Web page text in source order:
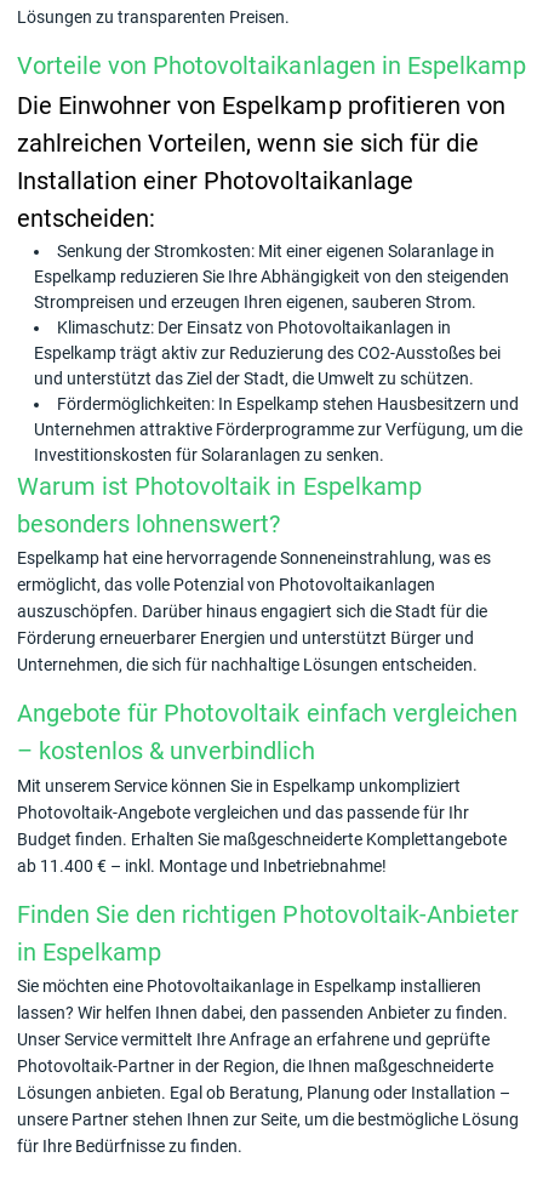
Lösungen zu transparenten Preisen.
Vorteile von Photovoltaikanlagen in Espelkamp
Die Einwohner von Espelkamp profitieren von
zahlreichen Vorteilen, wenn sie sich für die
Installation einer Photovoltaikanlage
entscheiden:
Senkung der Stromkosten: Mit einer eigenen Solaranlage in
Espelkamp reduzieren Sie Ihre Abhängigkeit von den steigenden
Strompreisen und erzeugen Ihren eigenen, sauberen Strom.
Klimaschutz: Der Einsatz von Photovoltaikanlagen in
Espelkamp trägt aktiv zur Reduzierung des CO2-Ausstoßes bei
und unterstützt das Ziel der Stadt, die Umwelt zu schützen.
Fördermöglichkeiten: In Espelkamp stehen Hausbesitzern und
Unternehmen attraktive Förderprogramme zur Verfügung, um die
Investitionskosten für Solaranlagen zu senken.
Warum ist Photovoltaik in Espelkamp
besonders lohnenswert?
Espelkamp hat eine hervorragende Sonneneinstrahlung, was es
ermöglicht, das volle Potenzial von Photovoltaikanlagen
auszuschöpfen. Darüber hinaus engagiert sich die Stadt für die
Förderung erneuerbarer Energien und unterstützt Bürger und
Unternehmen, die sich für nachhaltige Lösungen entscheiden.
Angebote für Photovoltaik einfach vergleichen
– kostenlos & unverbindlich
Mit unserem Service können Sie in Espelkamp unkompliziert
Photovoltaik-Angebote vergleichen und das passende für Ihr
Budget finden. Erhalten Sie maßgeschneiderte Komplettangebote
ab 11.400 € – inkl. Montage und Inbetriebnahme!
Finden Sie den richtigen Photovoltaik-Anbieter
in Espelkamp
Sie möchten eine Photovoltaikanlage in Espelkamp installieren
lassen? Wir helfen Ihnen dabei, den passenden Anbieter zu finden.
Unser Service vermittelt Ihre Anfrage an erfahrene und geprüfte
Photovoltaik-Partner in der Region, die Ihnen maßgeschneiderte
Lösungen anbieten. Egal ob Beratung, Planung oder Installation –
unsere Partner stehen Ihnen zur Seite, um die bestmögliche Lösung
für Ihre Bedürfnisse zu finden.